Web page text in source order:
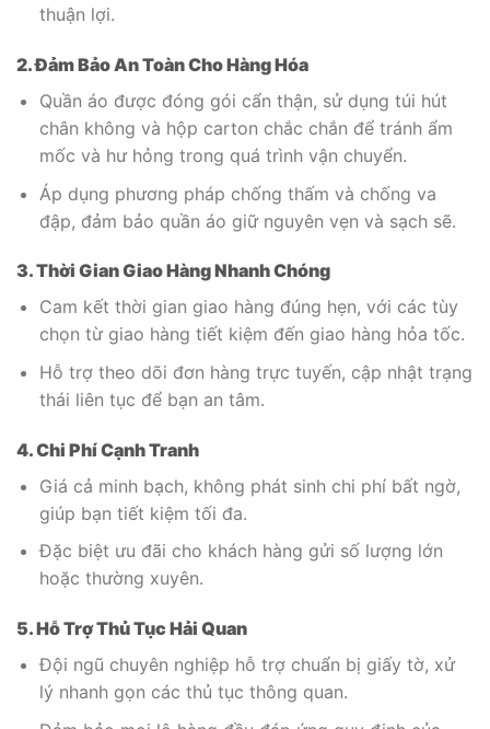
thuận lợi.
2. Đảm Bảo An Toàn Cho Hàng Hóa
Quần áo được đóng gói cẩn thận, sử dụng túi hút
chân không và hộp carton chắc chắn để tránh ẩm
mốc và hư hỏng trong quá trình vận chuyển.
Áp dụng phương pháp chống thấm và chống va
đập, đảm bảo quần áo giữ nguyên vẹn và sạch sẽ.
3. Thời Gian Giao Hàng Nhanh Chóng
Cam kết thời gian giao hàng đúng hẹn, với các tùy
chọn từ giao hàng tiết kiệm đến giao hàng hỏa tốc.
Hỗ trợ theo dõi đơn hàng trực tuyến, cập nhật trạng
thái liên tục để bạn an tâm.
4. Chi Phí Cạnh Tranh
Giá cả minh bạch, không phát sinh chi phí bất ngờ,
giúp bạn tiết kiệm tối đa.
Đặc biệt ưu đãi cho khách hàng gửi số lượng lớn
hoặc thường xuyên.
5. Hỗ Trợ Thủ Tục Hải Quan
Đội ngũ chuyên nghiệp hỗ trợ chuẩn bị giấy tờ, xử
lý nhanh gọn các thủ tục thông quan.